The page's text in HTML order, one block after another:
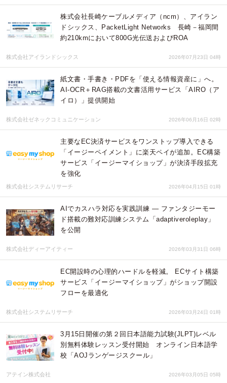
株式会社長崎ケーブルメディア（ncm）、アイラン
ドシックス、PacketLight Networks 長崎－福岡間
約210kmにおいて800G光伝送およびROA
株式会社アイランドシックス 2026年07月23日 04時
紙文書・手書き・PDFを「使える情報資産に」へ。
AI-OCR＋RAG搭載の文書活用サービス「AIRO（ア
イロ）」提供開始
株式会社ゼネックコミュニケーション 2026年06月16日 02時
主要なEC決済サービスをワンストップ導入できる
「イージーペイメント」に楽天ペイが追加。EC構築
サービス「イージーマイショップ」が決済手段拡充
を強化
株式会社システムリサーチ 2026年04月15日 01時
AIでカスハラ対応を実践訓練 — ファンタジーモー
ド搭載の難対応訓練システム「adaptiveroleplay」
を公開
株式会社ディーアイティー 2026年03月31日 06時
EC開設時の心理的ハードルを軽減。 ECサイト構築
サービス「イージーマイショップ」がショップ開設
フローを最適化
株式会社システムリサーチ 2026年03月24日 01時
3月15日開催の第２回日本語能力試験(JLPT)レベル
別無料体験レッスン受付開始 オンライン日本語学
校「AOJランゲージスクール」
アテイン株式会社 2026年03月05日 05時